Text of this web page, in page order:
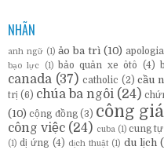
NHÃN
anh ngữ (1) ảo ba trì (10)
bạo lực (1) bảo quản xe ôtô (4)
canada (37) catholic (2) cầu
trị (6) chúa ba ngôi (24)
(10) cộng đồng (3) công
công việc (24) cuba (1) cung
(1) dị ứng (4) dịch thuật (1) du lịch